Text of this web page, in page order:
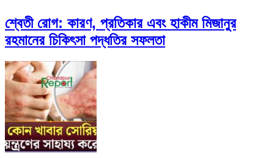
শ্বেতী রোগ: কারণ, প্রতিকার এবং হাকীম মিজানুর
রহমানের চিকিৎসা পদ্ধতির সফলতা